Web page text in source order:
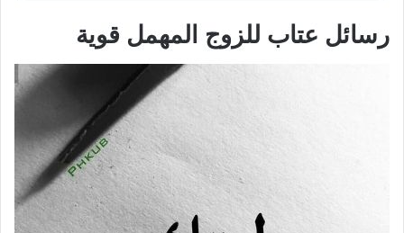
رسائل عتاب للزوج المهمل قوية